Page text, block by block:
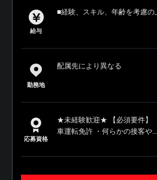
給与
■経験、スキル、年齢を考慮
勤務地
配属先により異なる
応募資格
★未経験歓迎★ 【必須要件】
車運転免許 ・何らかの接客や...